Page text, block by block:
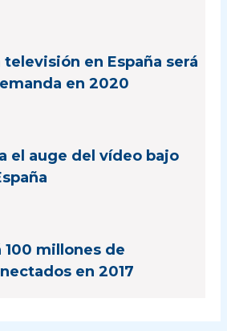
en España será
en 2020
el auge del vídeo bajo
100 millones de
en 2017